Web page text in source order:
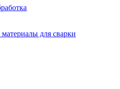
для сварки